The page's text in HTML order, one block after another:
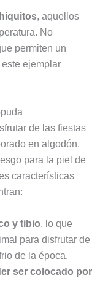
, aquellos
No
permiten un
ejemplar
de las fiestas
en algodón.
para la piel de
características
y tibio, lo que
para disfrutar de
de la época.
ser colocado por